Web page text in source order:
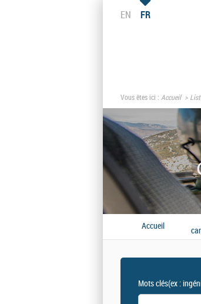
EN FR
Vous êtes ici : Accueil
Accueil
Mots clés(ex :